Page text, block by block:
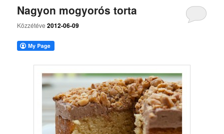
Nagyon mogyorós torta
Közzétéve2012-06-09